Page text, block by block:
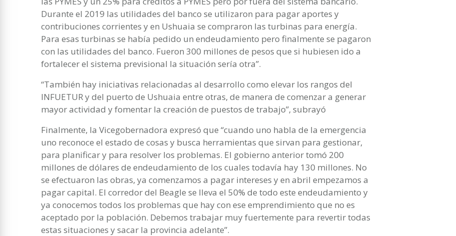
Durante el 2019 las utilidades del banco se utilizaron para pagar aportes y
contribuciones corrientes y en Ushuaia se compraron las turbinas para energía.
Para esas turbinas se había pedido un endeudamiento pero finalmente se pagaron
con las utilidades del banco. Fueron 300 millones de pesos que si hubiesen ido a
fortalecer el sistema previsional la situación sería otra”.
“También hay iniciativas relacionadas al desarrollo como elevar los rangos del
INFUETUR y del puerto de Ushuaia entre otras, de manera de comenzar a generar
mayor actividad y fomentar la creación de puestos de trabajo”, subrayó
Finalmente, la Vicegobernadora expresó que “cuando uno habla de la emergencia
uno reconoce el estado de cosas y busca herramientas que sirvan para gestionar,
para planificar y para resolver los problemas. El gobierno anterior tomó 200
millones de dólares de endeudamiento de los cuales todavía hay 130 millones. No
se efectuaron las obras, ya comenzamos a pagar intereses y en abril empezamos a
pagar capital. El corredor del Beagle se lleva el 50% de todo este endeudamiento y
ya conocemos todos los problemas que hay con ese emprendimiento que no es
aceptado por la población. Debemos trabajar muy fuertemente para revertir todas
estas situaciones y sacar la provincia adelante”.